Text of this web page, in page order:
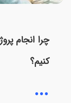
چرا انجام
کنیم؟